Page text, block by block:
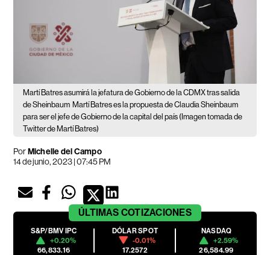
Martí Batres asumirá la jefatura de Gobierno de la CDMX tras salida
de Sheinbaum Martí Batres es la propuesta de Claudia Sheinbaum
para ser el jefe de Gobierno de la capital del país (Imagen tomada de
Twitter de Martí Batres)
PorMichelle del Campo
14 de junio, 2023 | 07:45 PM
ÚLTIMAS COTIZACIONES
S&P/BMV IPC
+0.20%
66,833.16
DÓLAR SPOT
-0.01%
17.2572
NASDAQ
+2.59%
26,584.99